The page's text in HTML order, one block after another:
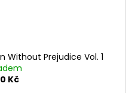
Without Prejudice Vol. 1
Kč